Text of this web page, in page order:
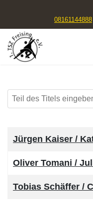
08161144888
Teil des Titels
Titel
Jürgen Kaiser /
Oliver Tomani /
Tobias Schäffer /